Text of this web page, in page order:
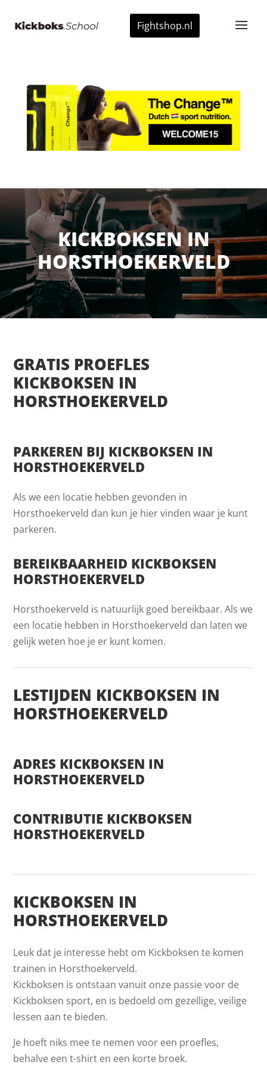
Fightshop.nl
KICKBOKSEN IN
HORSTHOEKERVELD
GRATIS PROEFLES
KICKBOKSEN IN
HORSTHOEKERVELD
PARKEREN BIJ KICKBOKSEN IN
HORSTHOEKERVELD
Als we een locatie hebben gevonden in
Horsthoekerveld dan kun je hier vinden waar je kunt
parkeren.
BEREIKBAARHEID KICKBOKSEN
HORSTHOEKERVELD
Horsthoekerveld is natuurlijk goed bereikbaar. Als we
een locatie hebben in Horsthoekerveld dan laten we
gelijk weten hoe je er kunt komen.
LESTIJDEN KICKBOKSEN IN
HORSTHOEKERVELD
ADRES KICKBOKSEN IN
HORSTHOEKERVELD
CONTRIBUTIE KICKBOKSEN
HORSTHOEKERVELD
KICKBOKSEN IN
HORSTHOEKERVELD
Leuk dat je interesse hebt om Kickboksen te komen
trainen in Horsthoekerveld.
Kickboksen is ontstaan vanuit onze passie voor de
Kickboksen sport, en is bedoeld om gezellige, veilige
lessen aan te bieden.
Je hoeft niks mee te nemen voor een proefles,
behalve een t-shirt en een korte broek.